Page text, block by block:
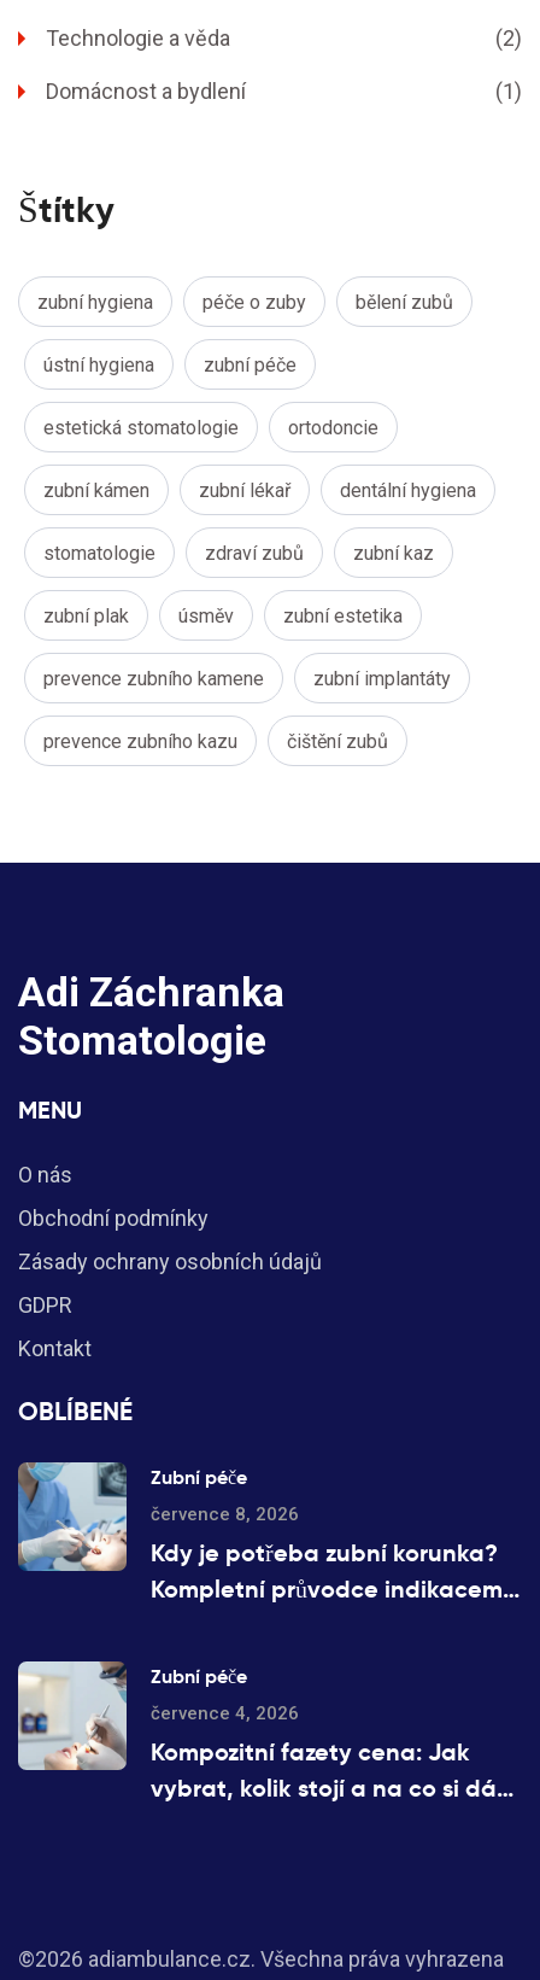
Technologie a věda (2)
Domácnost a bydlení (1)
Štítky
zubní hygiena péče o zuby bělení zubů
ústní hygiena zubní péče
estetická stomatologie ortodoncie
zubní kámen zubní lékař dentální hygiena
stomatologie zdraví zubů zubní kaz
zubní plak úsměv zubní estetika
prevence zubního kamene zubní implantáty
prevence zubního kazu čištění zubů
Adi Záchranka
Stomatologie
MENU
O nás
Obchodní podmínky
Zásady ochrany osobních údajů
GDPR
Kontakt
OBLÍBENÉ
Zubní péče
července 8, 2026
Kdy je potřeba zubní korunka?
Kompletní průvodce indikacemi
Zubní péče
července 4, 2026
Kompozitní fazety cena: Jak
vybrat, kolik stojí a na co si dát
©2026 adiambulance.cz. Všechna práva vyhrazena